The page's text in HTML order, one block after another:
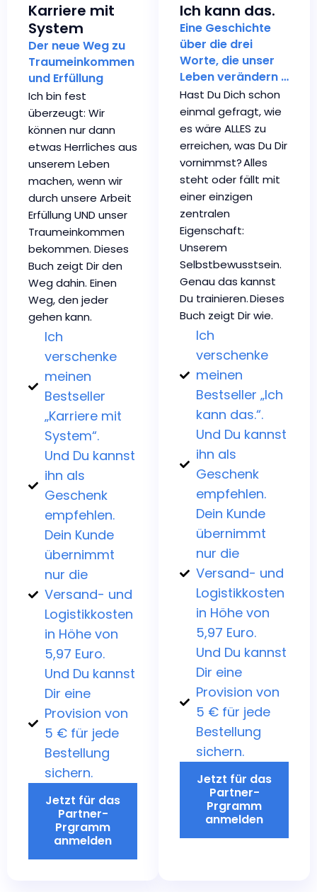
Karriere mit
System
Der neue Weg zu
Traumeinkommen
und Erfüllung
Ich bin fest
überzeugt: Wir
können nur dann
etwas Herrliches aus
unserem Leben
machen, wenn wir
durch unsere Arbeit
Erfüllung UND unser
Traumeinkommen
bekommen. Dieses
Buch zeigt Dir den
Weg dahin. Einen
Weg, den jeder
gehen kann.
Ich
verschenke
meinen
Bestseller
„Karriere mit
System“.
Und Du kannst
ihn als
Geschenk
empfehlen.
Dein Kunde
übernimmt
nur die
Versand- und
Logistikkosten
in Höhe von
5,97 Euro.
Und Du kannst
Dir eine
Provision von
5 € für jede
Bestellung
sichern.
Jetzt für das
Partner-
Prgramm
anmelden
Ich kann das.
Eine Geschichte
über die drei
Worte, die unser
Leben verändern …
Hast Du Dich schon
einmal gefragt, wie
es wäre ALLES zu
erreichen, was Du Dir
vornimmst? Alles
steht oder fällt mit
einer einzigen
zentralen
Eigenschaft:
Unserem
Selbstbewusstsein.
Genau das kannst
Du trainieren. Dieses
Buch zeigt Dir wie.
Ich
verschenke
meinen
Bestseller „Ich
kann das.“.
Und Du kannst
ihn als
Geschenk
empfehlen.
Dein Kunde
übernimmt
nur die
Versand- und
Logistikkosten
in Höhe von
5,97 Euro.
Und Du kannst
Dir eine
Provision von
5 € für jede
Bestellung
sichern.
Jetzt für das
Partner-
Prgramm
anmelden